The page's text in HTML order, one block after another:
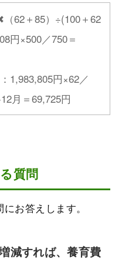
62＋85）÷(100＋62
円×500／750＝
1,983,805円×62／
月＝69,725円
質問
お答えします。
減すれば、養育費